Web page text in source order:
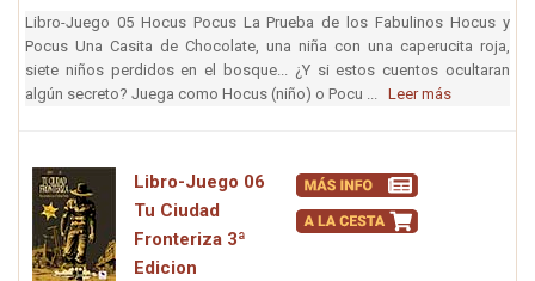
Libro-Juego 05 Hocus Pocus La Prueba de los Fabulinos Hocus y
Pocus Una Casita de Chocolate, una niña con una caperucita roja,
siete niños perdidos en el bosque... ¿Y si estos cuentos ocultaran
algún secreto? Juega como Hocus (niño) o Pocu ... Leer más
Libro-Juego 06
Tu Ciudad
Fronteriza 3ª
Edicion